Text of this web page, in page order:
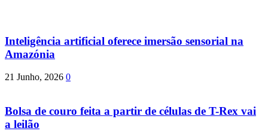
Inteligência artificial oferece imersão sensorial na
Amazónia
21 Junho, 2026 0
Bolsa de couro feita a partir de células de T-Rex vai
a leilão